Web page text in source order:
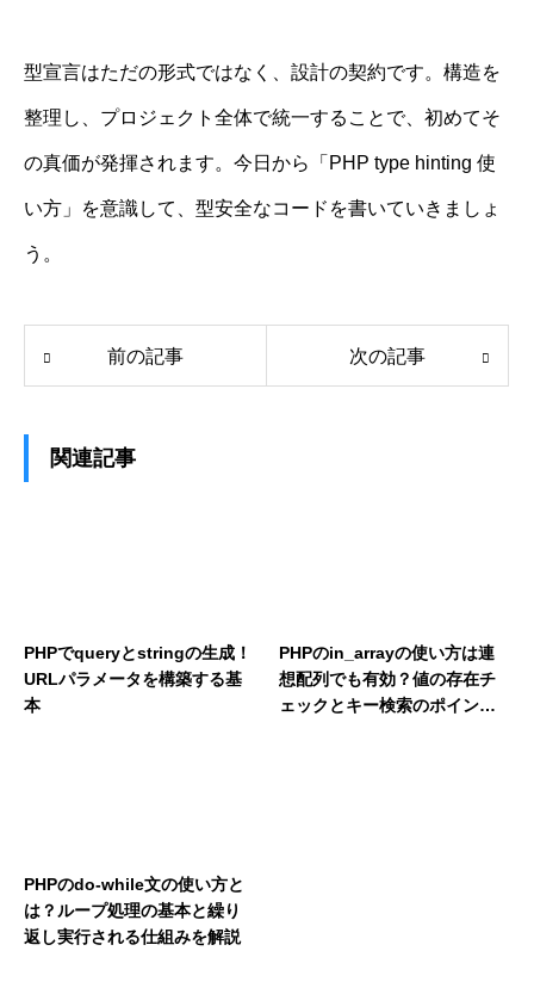
型宣言はただの形式ではなく、設計の契約です。構造を
整理し、プロジェクト全体で統一することで、初めてそ
の真価が発揮されます。今日から「PHP type hinting 使
い方」を意識して、型安全なコードを書いていきましょ
う。
前の記事 次の記事
関連記事
PHPでqueryとstringの生成！
URLパラメータを構築する基
本
PHPのin_arrayの使い方は連
想配列でも有効？値の存在チ
ェックとキー検索のポイント
PHPのdo-while文の使い方と
は？ループ処理の基本と繰り
返し実行される仕組みを解説